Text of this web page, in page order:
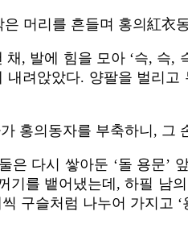
머리를 흔들며 홍의紅
, 발에 힘을 모아 ‘슥, 슥
내려앉았다. 양팔을 벌리
홍의동자를 부축하니,
은 다시 쌓아둔 ‘돌 용문
기를 뱉어냈는데, 하필 남
구슬처럼 나누어 가지고 ‘